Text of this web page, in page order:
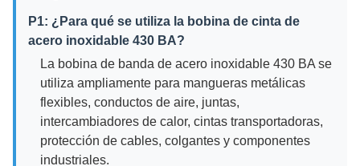
P1: ¿Para qué se utiliza la bobina de cinta de
acero inoxidable 430 BA?
La bobina de banda de acero inoxidable 430 BA se
utiliza ampliamente para mangueras metálicas
flexibles, conductos de aire, juntas,
intercambiadores de calor, cintas transportadoras,
protección de cables, colgantes y componentes
industriales.